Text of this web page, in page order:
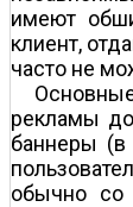
имеют
клиент,
часто не
рекламы
баннеры (в
обычно со